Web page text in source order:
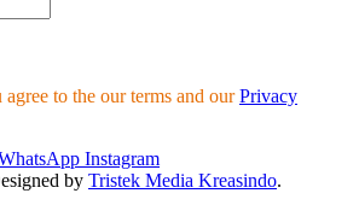
to the our terms and ourPrivacy
Instagram
by Tristek Media Kreasindo.